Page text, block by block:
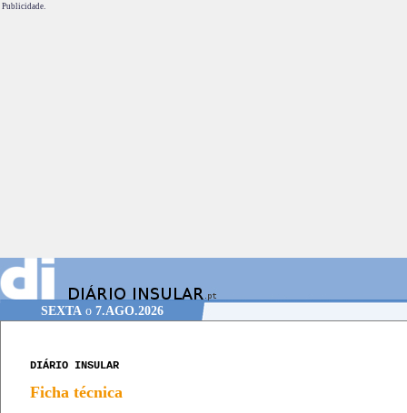
Publicidade.
SEXTA o 7.AGO.2026
DIÁRIO INSULAR
Ficha técnica